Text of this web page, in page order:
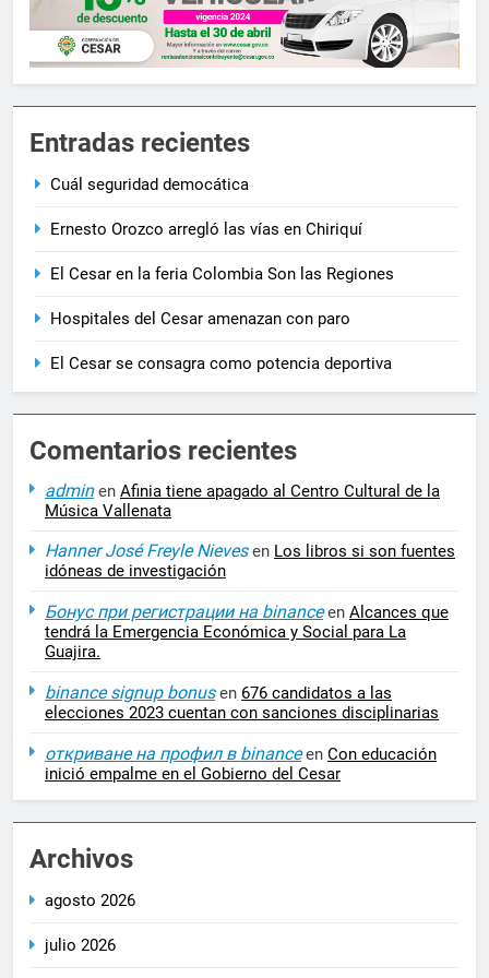
Entradas recientes
Cuál seguridad democática
Ernesto Orozco arregló las vías en Chiriquí
El Cesar en la feria Colombia Son las Regiones
Hospitales del Cesar amenazan con paro
El Cesar se consagra como potencia deportiva
Comentarios recientes
adminen Afinia tiene apagado al Centro Cultural de la
Música Vallenata
Hanner José Freyle Nievesen Los libros si son fuentes
idóneas de investigación
Бонус при регистрации на binanceen Alcances que
tendrá la Emergencia Económica y Social para La
Guajira.
binance signup bonusen 676 candidatos a las
elecciones 2023 cuentan con sanciones disciplinarias
откриване на профил в binanceen Con educación
inició empalme en el Gobierno del Cesar
Archivos
agosto 2026
julio 2026